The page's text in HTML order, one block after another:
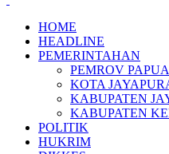
HOME
HEADLINE
PEMERINTAHAN
PEMROV PAPUA
KOTA
KABUPATEN
KABUPATEN
POLITIK
HUKRIM